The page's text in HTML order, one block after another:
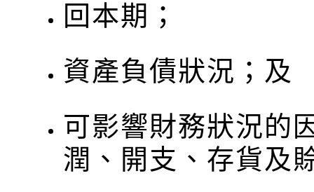
回本期；
資產負債狀況；及
可影響財務狀況的
潤、開支、存貨